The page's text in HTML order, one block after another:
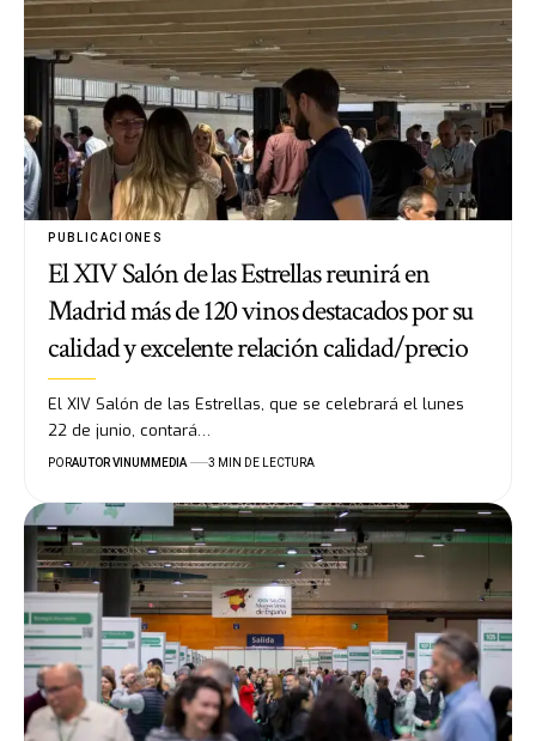
PUBLICACIONES
El XIV Salón de las Estrellas reunirá en
Madrid más de 120 vinos destacados por su
calidad y excelente relación calidad/precio
El XIV Salón de las Estrellas, que se celebrará el lunes
22 de junio, contará…
PORAUTOR VINUMMEDIA 3 MIN DE LECTURA